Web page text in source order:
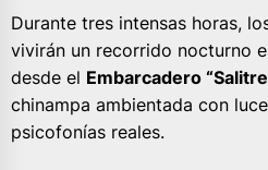
Durante tres intensas horas,
vivirán un recorrido nocturno
desde el Embarcadero
chinampa ambientada con
psicofonías reales.